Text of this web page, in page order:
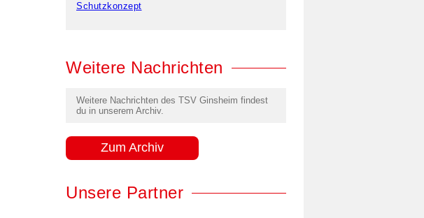
Schutzkonzept
Weitere Nachrichten
Weitere Nachrichten des TSV Ginsheim findest
du in unserem Archiv.
Zum Archiv
Unsere Partner